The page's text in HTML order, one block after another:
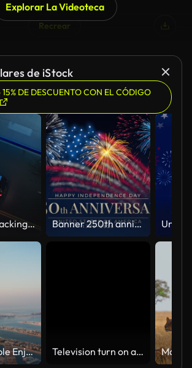
Recrear
Explorar La Videoteca
de iStock
DE DESCUENTO CON EL CÓDIGO
Overhead Tracking Drone Shot of a Police Car Driving on a City Street with Lights On at Night Banner 250th anniversary of the USA. 250 years of independence. 4th of july 2026 usa independence day, video greeting card. US flag fireworks on blue sky background. Fourth of july. 4k seamless loop
Diverse Couple Enjoying Sunset Views from High Rise Sky Deck Overlooking Palm Jumeirah Television turn on and off. Switch on tv effect, switch off tv effect. Turn on Lcd TV effect, turn off TV effect . Led Tv on and off on black background